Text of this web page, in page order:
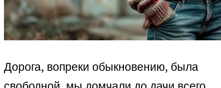
Дорога, вопреки обыкновению, была